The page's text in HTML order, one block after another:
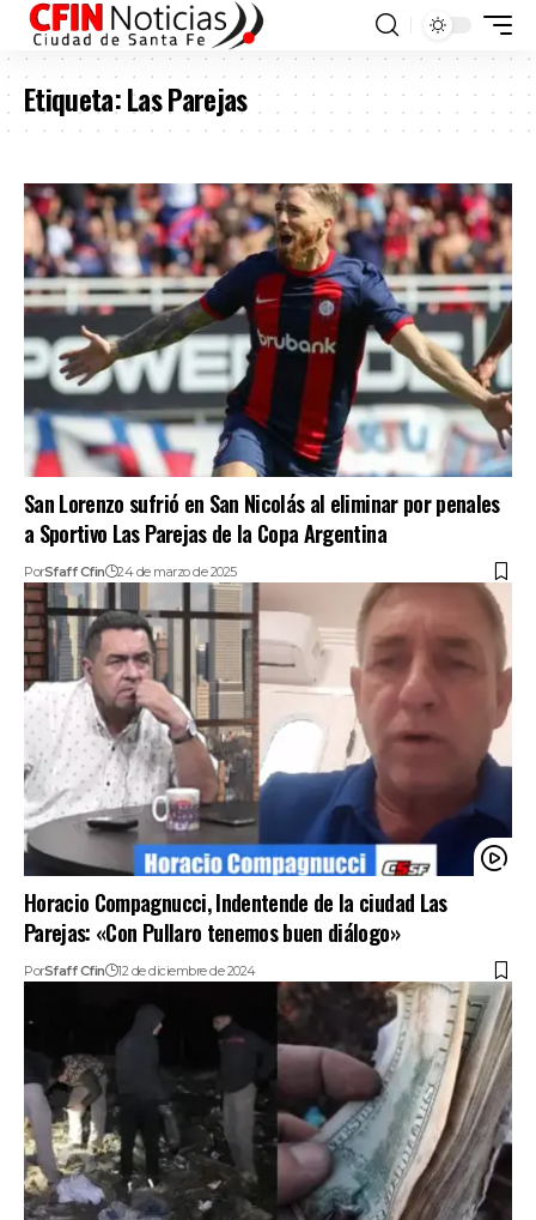
Etiqueta:Las Parejas
San Lorenzo sufrió en San Nicolás al eliminar por penales
a Sportivo Las Parejas de la Copa Argentina
PorSfaff Cfin 24 de marzo de 2025
Horacio Compagnucci, Indentende de la ciudad Las
Parejas: «Con Pullaro tenemos buen diálogo»
PorSfaff Cfin 12 de diciembre de 2024